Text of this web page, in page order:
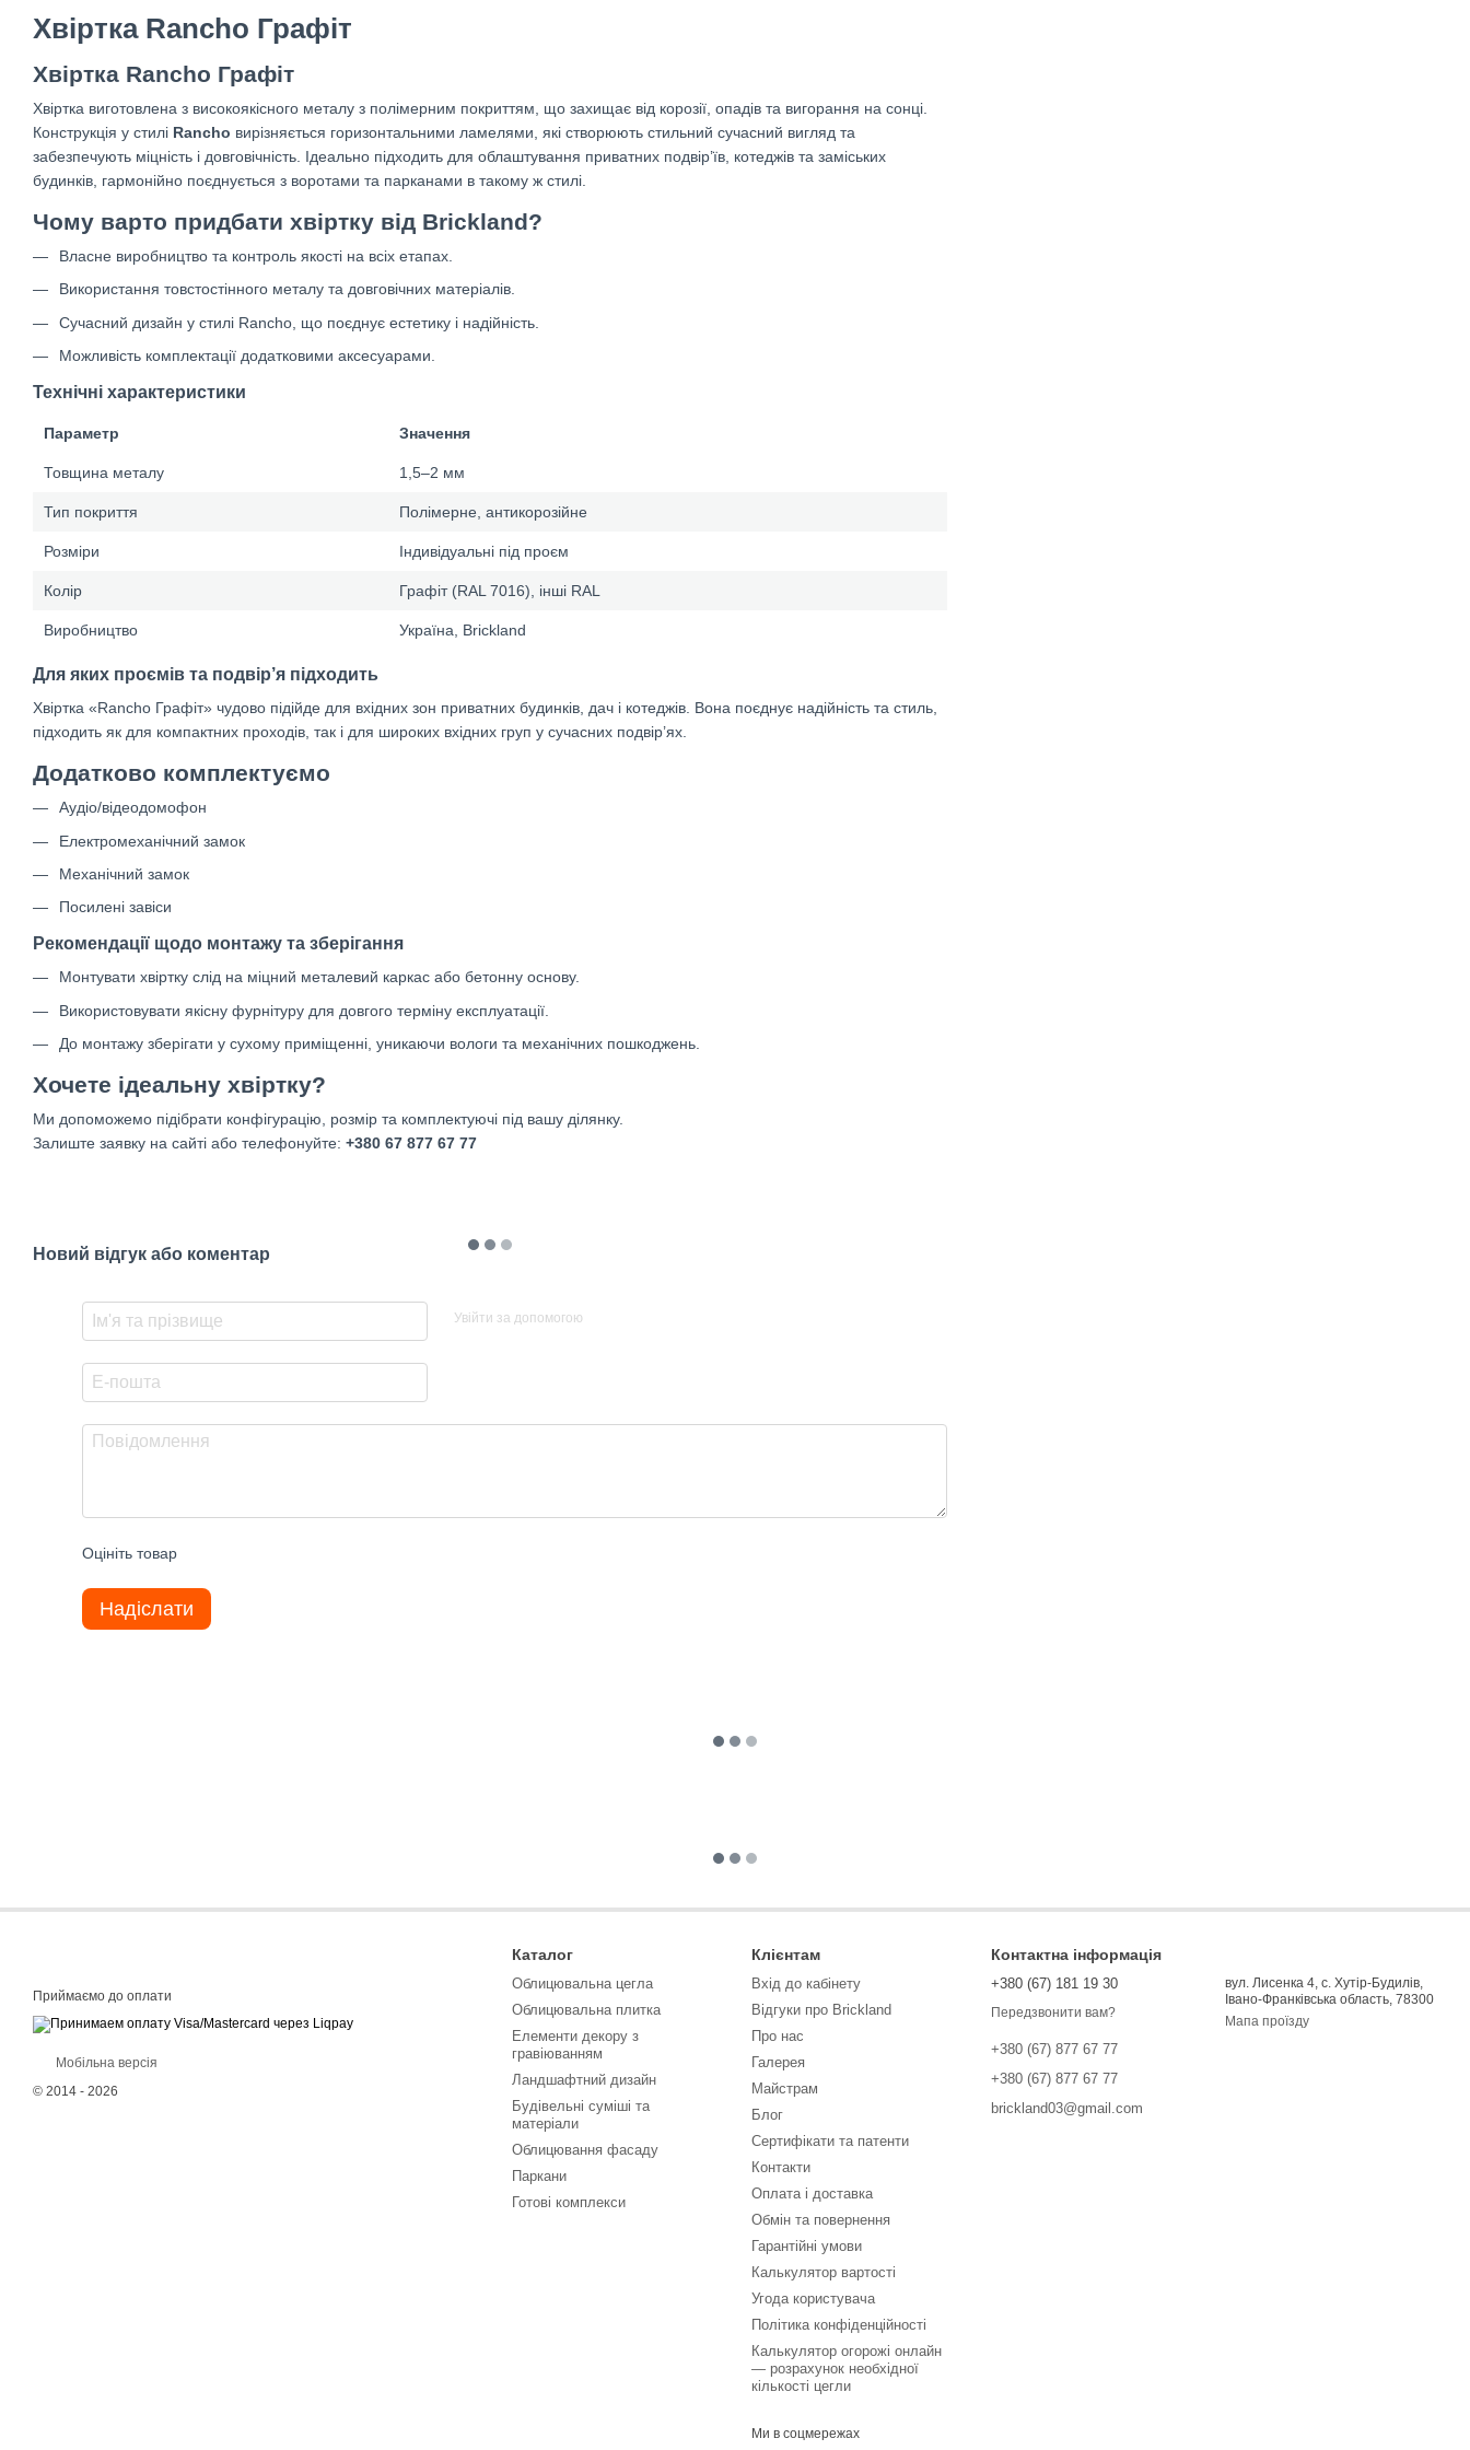
Хвіртка Rancho Графіт
Хвіртка Rancho Графіт
Хвіртка виготовлена з високоякісного металу з полімерним покриттям, що захищає від корозії, опадів та вигорання на сонці.
Конструкція у стилі Rancho вирізняється горизонтальними ламелями, які створюють стильний сучасний вигляд та
забезпечують міцність і довговічність. Ідеально підходить для облаштування приватних подвір’їв, котеджів та заміських
будинків, гармонійно поєднується з воротами та парканами в такому ж стилі.
Чому варто придбати хвіртку від Brickland?
Власне виробництво та контроль якості на всіх етапах.
Використання товстостінного металу та довговічних матеріалів.
Сучасний дизайн у стилі Rancho, що поєднує естетику і надійність.
Можливість комплектації додатковими аксесуарами.
Технічні характеристики
Параметр Значення
Товщина металу 1,5–2 мм
Тип покриття Полімерне, антикорозійне
Розміри Індивідуальні під проєм
Колір Графіт (RAL 7016), інші RAL
Виробництво Україна, Brickland
Для яких проємів та подвір’я підходить
Хвіртка «Rancho Графіт» чудово підійде для вхідних зон приватних будинків, дач і котеджів. Вона поєднує надійність та стиль,
підходить як для компактних проходів, так і для широких вхідних груп у сучасних подвір’ях.
Додатково комплектуємо
Аудіо/відеодомофон
Електромеханічний замок
Механічний замок
Посилені завіси
Рекомендації щодо монтажу та зберігання
Монтувати хвіртку слід на міцний металевий каркас або бетонну основу.
Використовувати якісну фурнітуру для довгого терміну експлуатації.
До монтажу зберігати у сухому приміщенні, уникаючи вологи та механічних пошкоджень.
Хочете ідеальну хвіртку?
Ми допоможемо підібрати конфігурацію, розмір та комплектуючі під вашу ділянку.
Залиште заявку на сайті або телефонуйте: +380 67 877 67 77
Новий відгук або коментар
Увійти за допомогою
Оцініть товар
Надіслати
Приймаємо до оплати
Мобільна версія
© 2014 - 2026
Каталог
Облицювальна цегла
Облицювальна плитка
Елементи декору з
гравіюванням
Ландшафтний дизайн
Будівельні суміші та
матеріали
Облицювання фасаду
Паркани
Готові комплекси
Клієнтам
Вхід до кабінету
Відгуки про Brickland
Про нас
Галерея
Майстрам
Блог
Сертифікати та патенти
Контакти
Оплата і доставка
Обмін та повернення
Гарантійні умови
Калькулятор вартості
Угода користувача
Політика конфіденційності
Калькулятор огорожі онлайн
— розрахунок необхідної
кількості цегли
Ми в соцмережах
Контактна інформація
+380 (67) 181 19 30
Передзвонити вам?
+380 (67) 877 67 77
+380 (67) 877 67 77
brickland03@gmail.com
вул. Лисенка 4, с. Хутір-Будилів,
Івано-Франківська область, 78300
Мапа проїзду